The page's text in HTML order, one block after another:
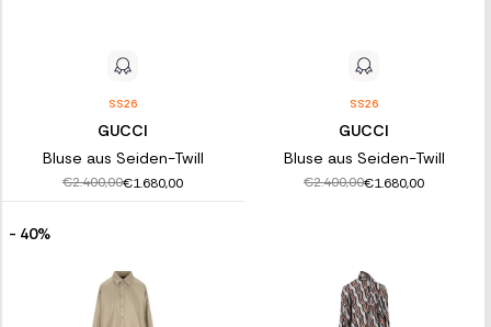
SS26
GUCCI
Bluse aus Seiden-Twill
€2.400,00€1.680,00
SS26
GUCCI
Bluse aus Seiden-Twill
€2.400,00€1.680,00
- 40%